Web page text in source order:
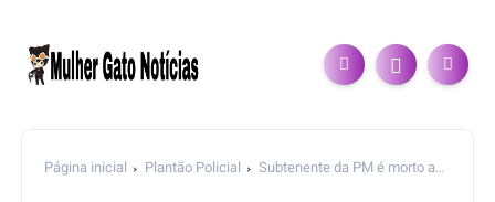
Página inicial Plantão Policial
Subtenente da PM é morto a